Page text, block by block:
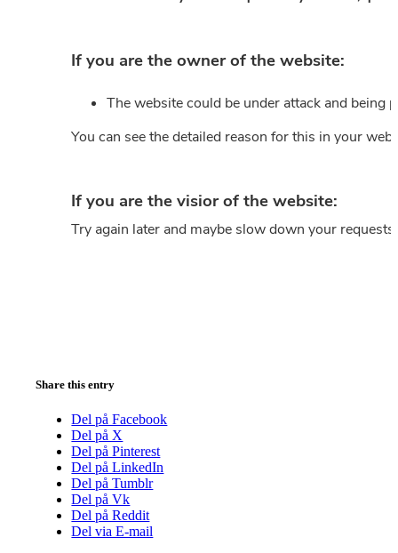
Share this entry
Del på Facebook
Del på X
Del på Pinterest
Del på LinkedIn
Del på Tumblr
Del på Vk
Del på Reddit
Del via E-mail